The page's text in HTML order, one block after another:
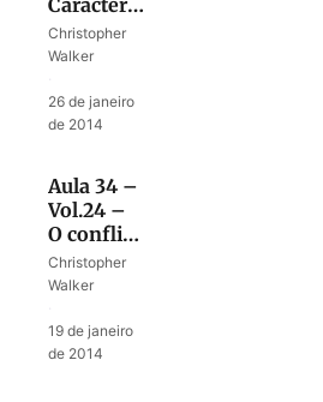
Características
do
Anticristo
Christopher
Walker
26 de janeiro
de 2014
Aula 34 –
Vol.24 –
O conflito
final em
Daniel 7
Christopher
Walker
19 de janeiro
de 2014